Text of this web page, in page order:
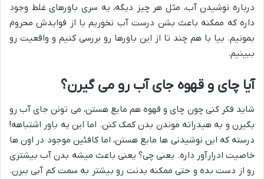
درباره نوشیدن آب، مثل هر چیز دیگه، یه سری باورهای غلط وجود
داره که ممکنه باعث بشن درست آب نخوریم یا از فوایدش محروم
بمونیم. بیا با هم چند تا از این باورها رو بررسی کنیم و واقعیت رو
ببینیم.
آیا چای و قهوه جای آب رو می گیرن؟
شاید فکر کنی چون چای و قهوه هم مایع هستن، می تونن جای آب رو
بگیرن و به هیدراته موندن بدن کمک کنن. اما این یه باور اشتباهه!
درسته که این نوشیدنی ها مایع هستن، اما کافئین موجود در اون ها
خاصیت ادرارآور داره. یعنی چی؟ یعنی باعث میشه بدن آب بیشتری
رو از دست بده و حتی ممکنه بدنت رو بیشتر به سمت کم آبی ببرن.